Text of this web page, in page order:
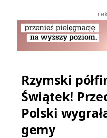
Rzymski
Świątek!
Polski
gemy